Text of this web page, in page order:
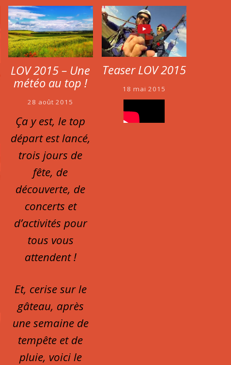
LOV 2015 – Une
météo au top !
28 août 2015
Ça y est, le top
départ est lancé,
trois jours de
fête, de
découverte, de
concerts et
d’activités pour
tous vous
attendent !
Et, cerise sur le
gâteau, après
une semaine de
tempête et de
pluie, voici le
Teaser LOV 2015
18 mai 2015